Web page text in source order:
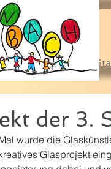
der 3.
wurde die
Glasprojekt